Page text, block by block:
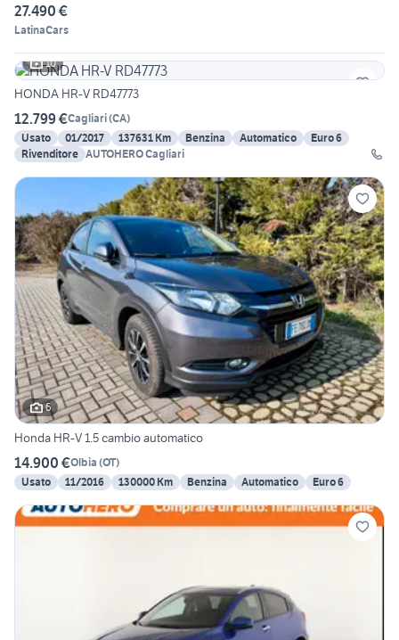
27.490 €
LatinaCars
10
HONDA HR-V RD47773
12.799 €Cagliari(CA)
Usato
01/2017 137631 Km Benzina Automatico
Euro 6
Rivenditore AUTOHERO Cagliari
6
Honda HR-V 1.5 cambio automatico
14.900 €Olbia (OT)
Usato
11/2016 130000 Km Benzina Automatico Euro 6